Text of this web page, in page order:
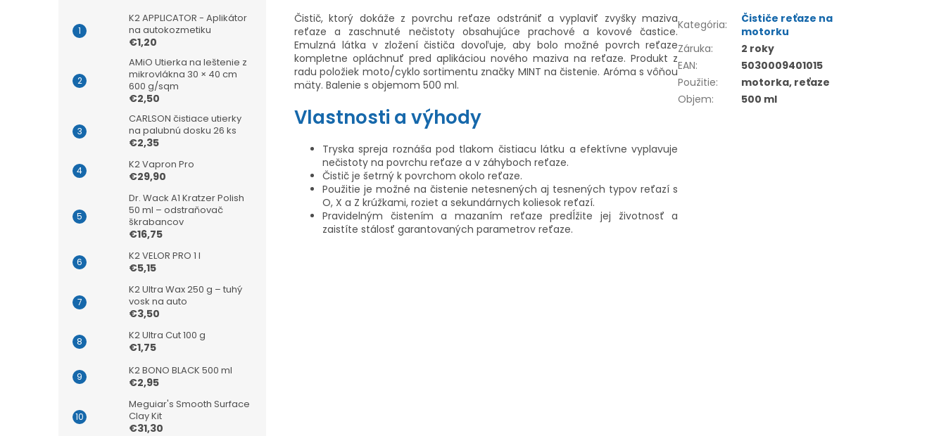
K2 APPLICATOR - Aplikátor
na autokozmetiku
€1,20
AMiO Utierka na leštenie z
mikrovlákna 30 × 40 cm
600 g/sqm
€2,50
CARLSON čistiace utierky
na palubnú dosku 26 ks
€2,35
K2 Vapron Pro
€29,90
Dr. Wack A1 Kratzer Polish
50 ml – odstraňovač
škrabancov
€16,75
K2 VELOR PRO 1 l
€5,15
K2 Ultra Wax 250 g – tuhý
vosk na auto
€3,50
K2 Ultra Cut 100 g
€1,75
K2 BONO BLACK 500 ml
€2,95
Meguiar's Smooth Surface
Clay Kit
€31,30
Čistič, ktorý dokáže z povrchu reťaze odstrániť a vyplaviť zvyšky maziva
reťaze a zaschnuté nečistoty obsahujúce prachové a kovové častice.
Emulzná látka v zložení čističa dovoľuje, aby bolo možné povrch reťaze
kompletne opláchnuť pred aplikáciou nového maziva na reťaze. Produkt z
radu položiek moto/cyklo sortimentu značky MINT na čistenie. Aróma s vôňou
mäty. Balenie s objemom 500 ml.
Vlastnosti a výhody
Tryska spreja roznáša pod tlakom čistiacu látku a efektívne vyplavuje
nečistoty na povrchu reťaze a v záhyboch reťaze.
Čistič je šetrný k povrchom okolo reťaze.
Použitie je možné na čistenie netesnených aj tesnených typov reťazí s
O, X a Z krúžkami, roziet a sekundárnych koliesok reťazí.
Pravidelným čistením a mazaním reťaze predĺžite jej životnosť a
zaistíte stálosť garantovaných parametrov reťaze.
Kategória:
Čističe reťaze na
motorku
Záruka:
2 roky
EAN:
5030009401015
Použitie:
motorka, reťaze
Objem: 500 ml